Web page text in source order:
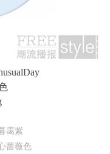
霭紫
蔷薇色